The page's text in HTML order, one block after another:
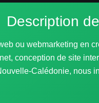
Description
ou webmarketing en
conception de site
Calédonie, nous